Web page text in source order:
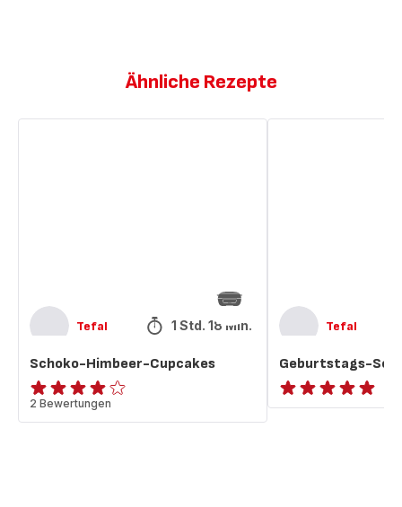
Ähnliche Rezepte
Tefal 1 Std. 18 Min.
Schoko-Himbeer-Cupcakes
Bewertung
mit
2 Bewertungen
Tefal
Geburtstags-
ratings.NaN